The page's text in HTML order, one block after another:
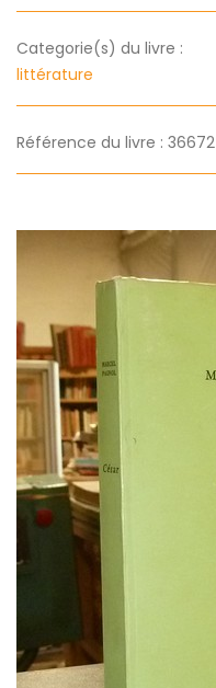
Categorie(s) du livre :
littérature
Référence du livre : 36672